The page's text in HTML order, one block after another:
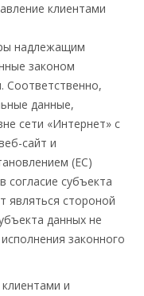
клиентами
надлежащим
законом
Соответственно,
данные,
сети «Интернет» с
сайт и
(ЕС)
согласие субъекта
являться стороной
данных не
законного
и